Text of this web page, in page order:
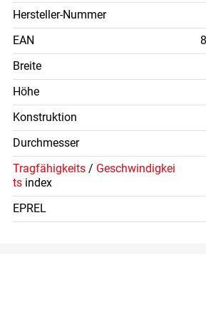
Hersteller-Nummer
EAN
Breite
Höhe
Konstruktion
Durchmesser
Tragfähigkeits / Geschwindigkei
ts index
EPREL